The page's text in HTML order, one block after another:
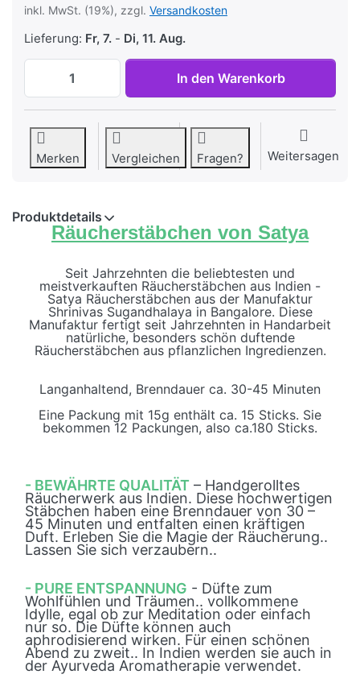
inkl. MwSt. (19%), zzgl. Versandkosten
Lieferung: Fr, 7. - Di, 11. Aug.
Satya Räucherstäbchen Golden Sunrise,
In den Warenkorb
Merken Vergleichen Fragen? Weitersagen
Produktdetails
Räucherstäbchen von Satya
Seit Jahrzehnten die beliebtesten und
meistverkauften Räucherstäbchen aus Indien -
Satya Räucherstäbchen aus der Manufaktur
Shrinivas Sugandhalaya in Bangalore. Diese
Manufaktur fertigt seit Jahrzehnten in Handarbeit
natürliche, besonders schön duftende
Räucherstäbchen aus pflanzlichen Ingredienzen.
Langanhaltend, Brenndauer ca. 30-45 Minuten
Eine Packung mit 15g enthält ca. 15 Sticks. Sie
bekommen 12 Packungen, also ca.180 Sticks.
- BEWÄHRTE QUALITÄT – Handgerolltes
Räucherwerk aus Indien. Diese hochwertigen
Stäbchen haben eine Brenndauer von 30 –
45 Minuten und entfalten einen kräftigen
Duft. Erleben Sie die Magie der Räucherung..
Lassen Sie sich verzaubern..
- PURE ENTSPANNUNG - Düfte zum
Wohlfühlen und Träumen.. vollkommene
Idylle, egal ob zur Meditation oder einfach
nur so. Die Düfte können auch
aphrodisierend wirken. Für einen schönen
Abend zu zweit.. In Indien werden sie auch in
der Ayurveda Aromatherapie verwendet.